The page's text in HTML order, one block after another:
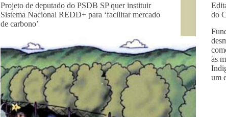
Projeto de deputado do PSDB SP quer instituir
Sistema Nacional REDD+ para ‘facilitar mercado
de carbono’
do
às
um